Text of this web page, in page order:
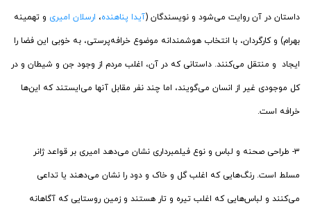
داستان در آن روایت می‌شود و نویسندگان (آیدا پناهنده، ارسلان امیری و تهمینه
بهرام) و کارگردان، با انتخاب هوشمندانه موضوع خرافه‌پرستی، به خوبی این فضا را
ایجاد و منتقل می‌کنند. داستانی که در آن، اغلب مردم از وجود جن و شیطان و در
کل موجودی غیر از انسان می‌گویند، اما چند نفر مقابل آنها می‌ایستند که این‌ها
خرافه است.
۳- طراحی صحنه و لباس و نوع فیلمبرداری نشان می‌دهد امیری بر قواعد ژانر
مسلط است. رنگ‌هایی که اغلب گل و خاک و دود را نشان می‌دهند یا تداعی
می‌کنند و لباس‌هایی که اغلب تیره و تار هستند و زمین روستایی که آگاهانه